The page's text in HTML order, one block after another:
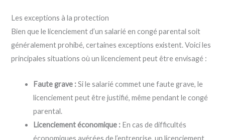
Les exceptions à la protection
Bien que le licenciement d’un salarié en congé parental soit
généralement prohibé, certaines exceptions existent. Voici les
principales situations où un licenciement peut être envisagé :
Faute grave :Si le salarié commet une faute grave, le
licenciement peut être justifié, même pendant le congé
parental.
Licenciement économique : En cas de difficultés
économiques avérées de l’entreprise, un licenciement